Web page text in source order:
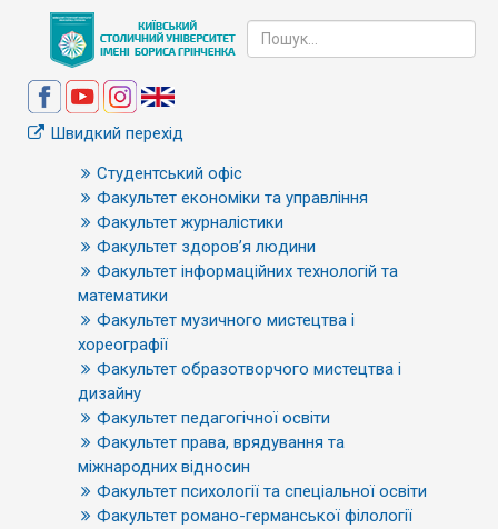
Швидкий перехід
Студентський офіс
Факультет економіки та управління
Факультет журналістики
Факультет здоров’я людини
Факультет інформаційних технологій та
математики
Факультет музичного мистецтва і
хореографії
Факультет образотворчого мистецтва і
дизайну
Факультет педагогічної освіти
Факультет права, врядування та
міжнародних відносин
Факультет психології та спеціальної освіти
Факультет романо-германської філології